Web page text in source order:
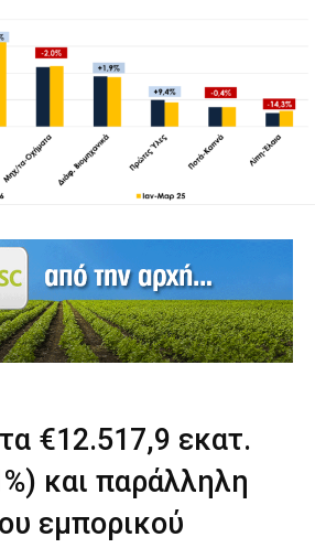
€12.517,9 εκατ.
και παράλληλη
εμπορικού